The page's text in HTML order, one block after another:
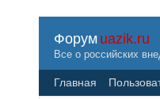
Форум uazik.ru
Все о российских
Главная